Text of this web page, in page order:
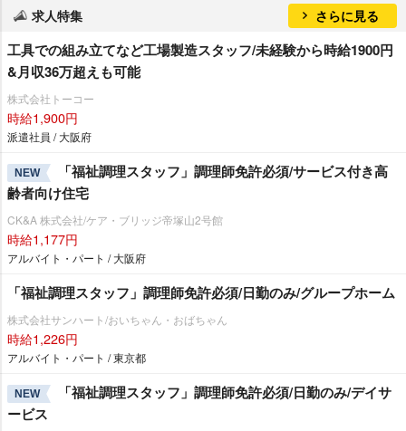
求人特集 さらに見る
工具での組み立てなど工場製造スタッフ/未経験から時給1900円
&月収36万超えも可能
株式会社トーコー
時給1,900円
派遣社員 / 大阪府
NEW
「福祉調理スタッフ」調理師免許必須/サービス付き高
齢者向け住宅
CK&A 株式会社/ケア・ブリッジ帝塚山2号館
時給1,177円
アルバイト・パート / 大阪府
「福祉調理スタッフ」調理師免許必須/日勤のみ/グループホーム
株式会社サンハート/おいちゃん・おばちゃん
時給1,226円
アルバイト・パート / 東京都
NEW
「福祉調理スタッフ」調理師免許必須/日勤のみ/デイサ
ービス